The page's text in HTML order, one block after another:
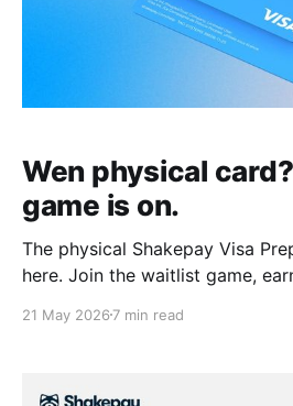
Wen physical
game is on.
The physical Shakepay Visa
here. Join the waitlist game,
Edition status.
21 May 2026 7 min read